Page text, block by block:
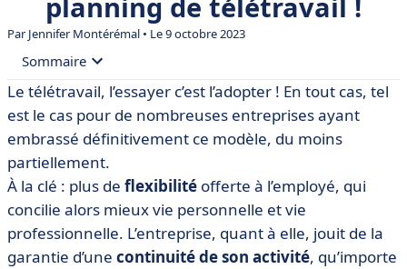
ParJennifer Montérémal • Le 9 octobre 2023
Sommaire
• Comment organiser une équipe en télétravail ? Les
enjeux du planning
• Comment créer un planning télétravail sur Excel ?
• Modèle de planning Excel gratuit à télécharger
• Pourquoi préférer un planning en ligne ?
• Que retenir ?
Le télétravail, l’essayer c’est l’adopter ! En tout cas, tel
est le cas pour de nombreuses entreprises ayant
embrassé définitivement ce modèle, du moins
partiellement.
À la clé : plus de flexibilité offerte à l’employé, qui
concilie alors mieux vie personnelle et vie
professionnelle. L’entreprise, quant à elle, jouit de la
garantie d’une continuité de son activité, qu’importe